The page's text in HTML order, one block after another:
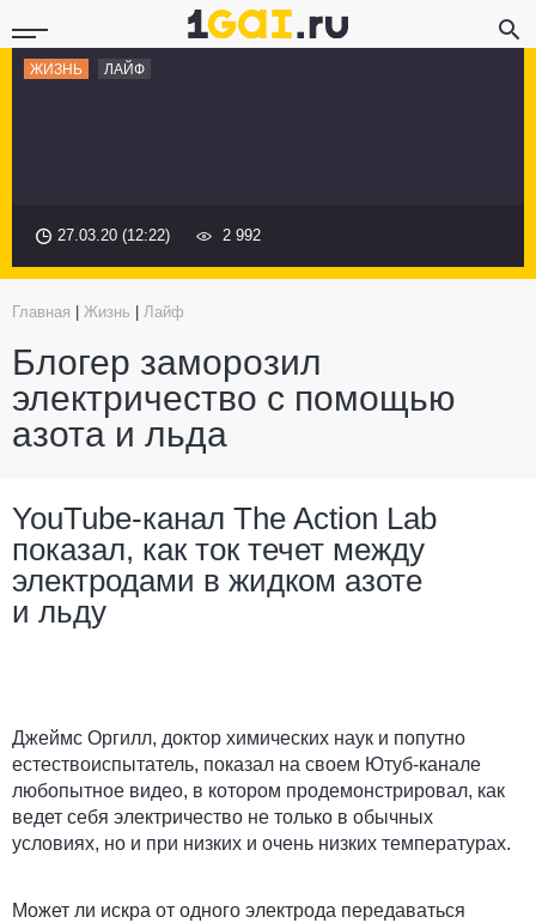
ЖИЗНЬ ЛАЙФ
27.03.20 (12:22) 2 992
Главная Жизнь Лайф
Блогер заморозил
электричество с помощью
азота и льда
YouTube-канал The Action Lab
показал, как ток течет между
электродами в жидком азоте
и льду
Джеймс Оргилл, доктор химических наук и попутно
естествоиспытатель, показал на своем Ютуб-канале
любопытное видео, в котором продемонстрировал, как
ведет себя электричество не только в обычных
условиях, но и при низких и очень низких температурах.
Может ли искра от одного электрода передаваться